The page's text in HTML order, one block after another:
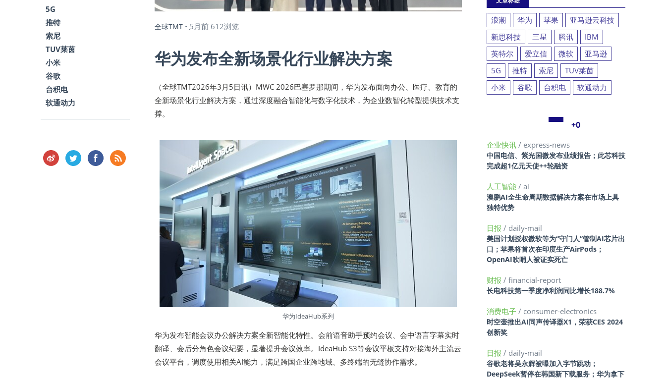
全球TMT • 5月前 612浏览
华为发布全新场景化行业解决方案
（全球TMT2026年3月5日讯）MWC 2026巴塞罗那期间，华为发布面向办公、医疗、教育的
全新场景化行业解决方案，通过深度融合智能化与数字化技术，为企业数智化转型提供技术支
撑。
华为IdeaHub系列
华为发布智能会议办公解决方案全新智能化特性。会前语音助手预约会议、会中语言字幕实时
翻译、会后分角色会议纪要，显著提升会议效率。IdeaHub S3等会议平板支持对接海外主流云
会议平台，调度使用相关AI能力，满足跨国企业跨地域、多终端的无缝协作需求。
5G
推特
索尼
TUV莱茵
小米
谷歌
台积电
软通动力
浪潮 华为 苹果
亚马逊云科技
新思科技
三星 腾讯
IBM
英特尔
爱立信 微软
亚马逊
5G
推特 索尼
TUV莱茵
小米
谷歌 台积电 软通动力
+0
企业快讯 / express-news
中国电信、紫光国微发布业绩报告；此芯科技
完成超1亿元天使++轮融资
人工智能 / ai
澳鹏AI全生命周期数据解决方案在市场上具
独特优势
日报 / daily-mail
美国计划授权微软等为“守门人”管制AI芯片出
口；苹果将首次在印度生产AirPods；
OpenAI吹哨人被证实死亡
财报 / financial-report
长电科技第一季度净利润同比增长188.7%
消费电子 / consumer-electronics
时空壶推出AI同声传译器X1，荣获CES 2024
创新奖
日报 / daily-mail
谷歌老将吴永辉被曝加入字节跳动；
DeepSeek暂停在韩国新下载服务；华为拿下